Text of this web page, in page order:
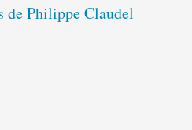
de Philippe Claudel